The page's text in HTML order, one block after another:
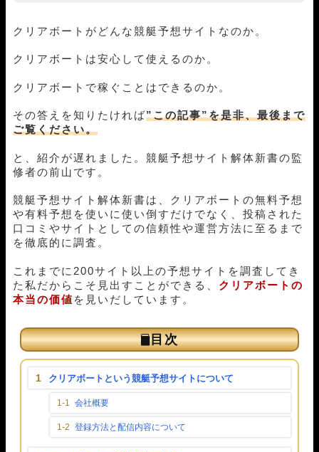
クリアボートがどんな競艇予想サイトなのか。
クリアボートは安心して使えるのか。
クリアボートで稼ぐことはできるのか。
その答えを知りたければ”この記事”を是非、最後まで
ご覧ください。
と、紹介が遅れました。競艇予想サイト解体新書の監
修者の前山です。
競艇予想サイト解体新書は、クリアボートの無料予想
や有料予想を使いに使い倒すだけでなく、投稿された
口コミやサイトとしての信頼性や運営方法に至るまで
を徹底的に調査。
これまでに200サイト以上の予想サイトを調査してき
た私だからこそ見出すことができる、 クリアボート の
本当の価値 を見いだしています。
目次
クリアボートという競艇予想サイトについて
会社概要
登録方法と配信内容について